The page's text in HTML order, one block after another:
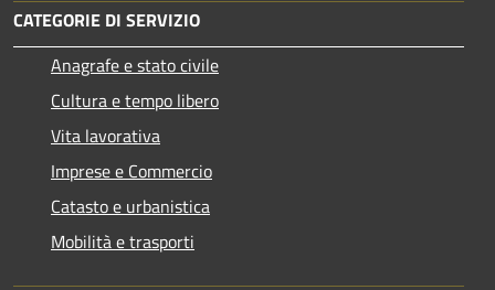
CATEGORIE DI SERVIZIO
Anagrafe e stato civile
Cultura e tempo libero
Vita lavorativa
Imprese e Commercio
Catasto e urbanistica
Mobilità e trasporti